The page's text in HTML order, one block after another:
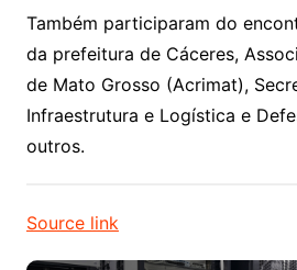
Também participaram do
da prefeitura de Cáceres,
de Mato Grosso (Acrimat),
Infraestrutura e Logística e
outros.
Source link